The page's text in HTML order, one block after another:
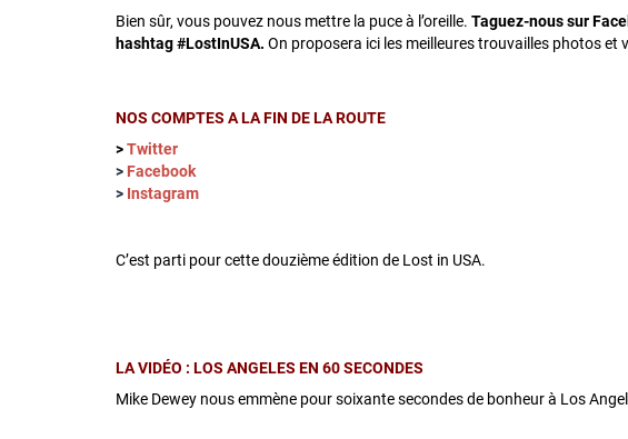
Bien sûr, vous pouvez nous mettre la puce à l’oreille.Taguez-nous sur
hashtag #LostInUSA. On proposera ici les meilleures trouvailles photos et
NOS COMPTES A LA FIN DE LA ROUTE
>Twitter
> Facebook
> Instagram
C’est parti pour cette douzième édition de Lost in USA.
LA VIDÉO : LOS ANGELES EN 60 SECONDES
Mike Dewey nous emmène pour soixante secondes de bonheur à Los